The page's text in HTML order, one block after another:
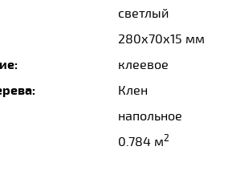
светлый
280х70х15 мм
клеевое
Клен
напольное
0.784 м2